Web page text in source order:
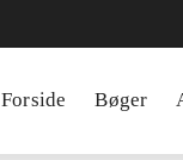
Forside Bøger